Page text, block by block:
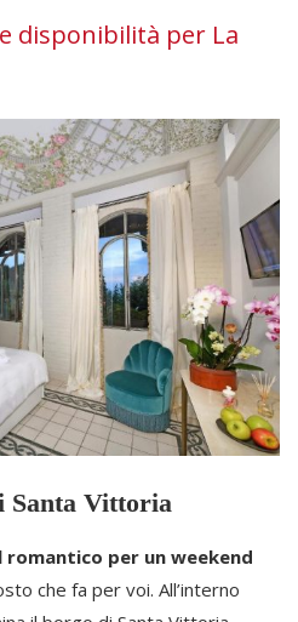
disponibilità per La
Santa Vittoria
romantico per un weekend
che fa per voi. All’interno